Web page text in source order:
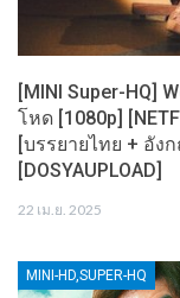
[MINI Super-HQ]
โหด [1080p]
[บรรยายไทย + อัง
[DOSYAUPLOAD]
22 เม.ย. 2025
MINI-HD,SUPER-HQ